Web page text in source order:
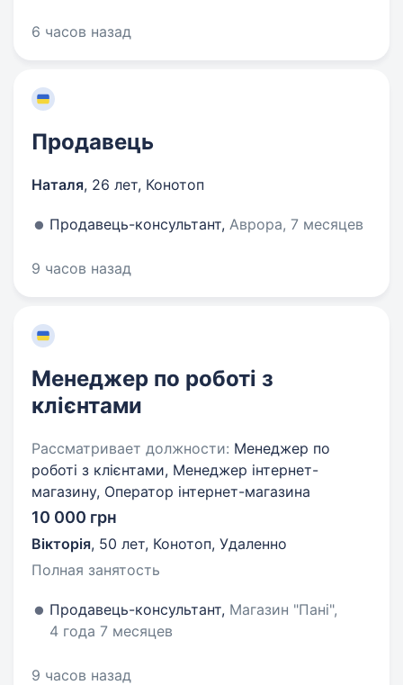
6 часов назад
Продавець
Наталя, 26 лет, Конотоп
Продавець-консультант, Аврора, 7 месяцев
9 часов назад
Менеджер по роботі з
клієнтами
Рассматривает должности: Менеджер по
роботі з клієнтами, Менеджер інтернет-
магазину, Оператор інтернет-магазина
10 000 грн
Вікторія, 50 лет, Конотоп, Удаленно
Полная занятость
Продавець-консультант, Магазин "Пані",
4 года 7 месяцев
9 часов назад